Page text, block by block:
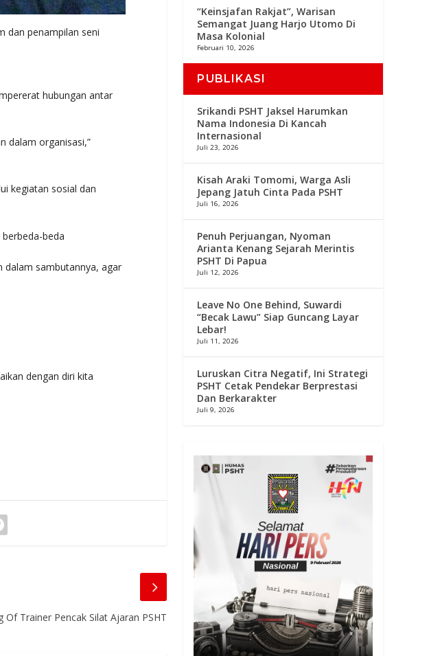
dan penampilan seni
hubungan antar
dalam organisasi,”
kegiatan sosial dan
beda
dalam sambutannya, agar
dengan diri kita
Of Trainer Pencak Silat Ajaran PSHT
“Keinsjafan Rakjat”, Warisan
Semangat Juang Harjo Utomo Di
Masa Kolonial
Februari 10, 2026
PUBLIKASI
Srikandi PSHT Jaksel Harumkan
Nama Indonesia Di Kancah
Internasional
Juli 23, 2026
Kisah Araki Tomomi, Warga Asli
Jepang Jatuh Cinta Pada PSHT
Juli 16, 2026
Penuh Perjuangan, Nyoman
Arianta Kenang Sejarah Merintis
PSHT Di Papua
Juli 12, 2026
Leave No One Behind, Suwardi
“Becak Lawu” Siap Guncang Layar
Lebar!
Juli 11, 2026
Luruskan Citra Negatif, Ini Strategi
PSHT Cetak Pendekar Berprestasi
Dan Berkarakter
Juli 9, 2026